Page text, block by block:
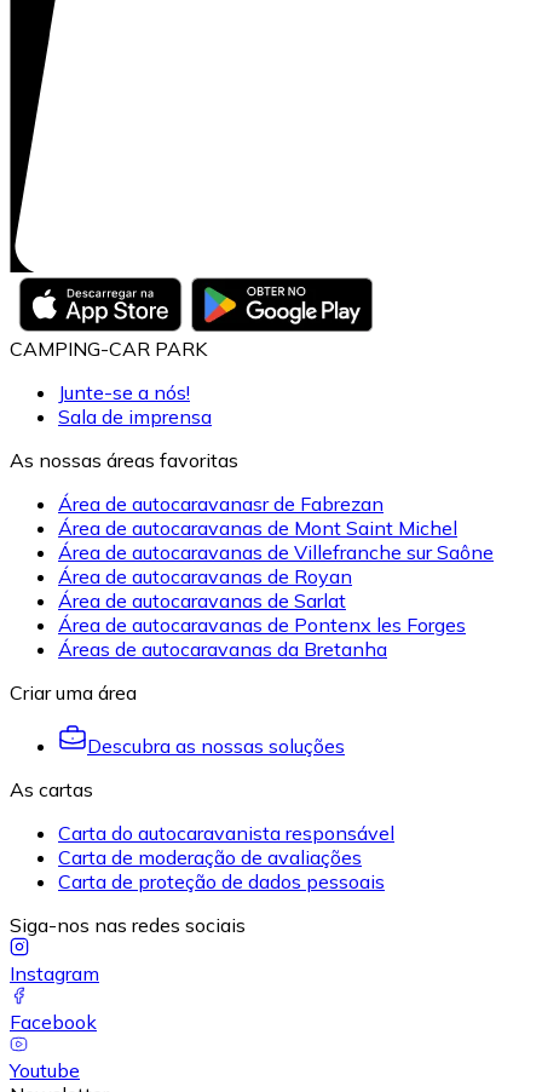
CAMPING-CAR PARK
Junte-se a nós!
Sala de imprensa
As nossas áreas favoritas
Área de autocaravanasr de Fabrezan
Área de autocaravanas de Mont Saint Michel
Área de autocaravanas de Villefranche sur Saône
Área de autocaravanas de Royan
Área de autocaravanas de Sarlat
Área de autocaravanas de Pontenx les Forges
Áreas de autocaravanas da Bretanha
Criar uma área
Descubra as nossas soluções
As cartas
Carta do autocaravanista responsável
Carta de moderação de avaliações
Carta de proteção de dados pessoais
Siga-nos nas redes sociais
Instagram
Facebook
Youtube